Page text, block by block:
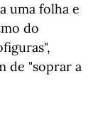
uma folha e
do
de "soprar a